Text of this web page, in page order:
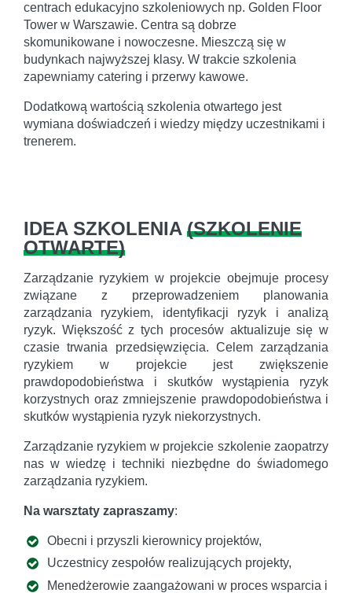
centrach edukacyjno szkoleniowych np. Golden Floor
Tower w Warszawie. Centra są dobrze
skomunikowane i nowoczesne. Mieszczą się w
budynkach najwyższej klasy. W trakcie szkolenia
zapewniamy catering i przerwy kawowe.
Dodatkową wartością szkolenia otwartego jest
wymiana doświadczeń i wiedzy między uczestnikami i
trenerem.
IDEA SZKOLENIA (SZKOLENIE
OTWARTE)
Zarządzanie ryzykiem w projekcie obejmuje procesy
związane z przeprowadzeniem planowania
zarządzania ryzykiem, identyfikacji ryzyk i analizą
ryzyk. Większość z tych procesów aktualizuje się w
czasie trwania przedsięwzięcia. Celem zarządzania
ryzykiem w projekcie jest zwiększenie
prawdopodobieństwa i skutków wystąpienia ryzyk
korzystnych oraz zmniejszenie prawdopodobieństwa i
skutków wystąpienia ryzyk niekorzystnych.
Zarządzanie ryzykiem w projekcie szkolenie zaopatrzy
nas w wiedzę i techniki niezbędne do świadomego
zarządzania ryzykiem.
Na warsztaty zapraszamy:
Obecni i przyszli kierownicy projektów,
Uczestnicy zespołów realizujących projekty,
Menedżerowie zaangażowani w proces wsparcia i